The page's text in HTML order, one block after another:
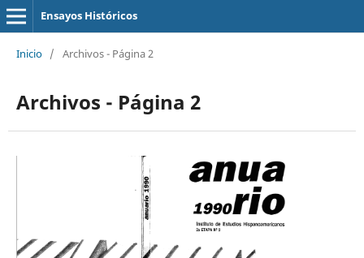
Ensayos Históricos
Inicio / Archivos - Página 2
Archivos - Página 2